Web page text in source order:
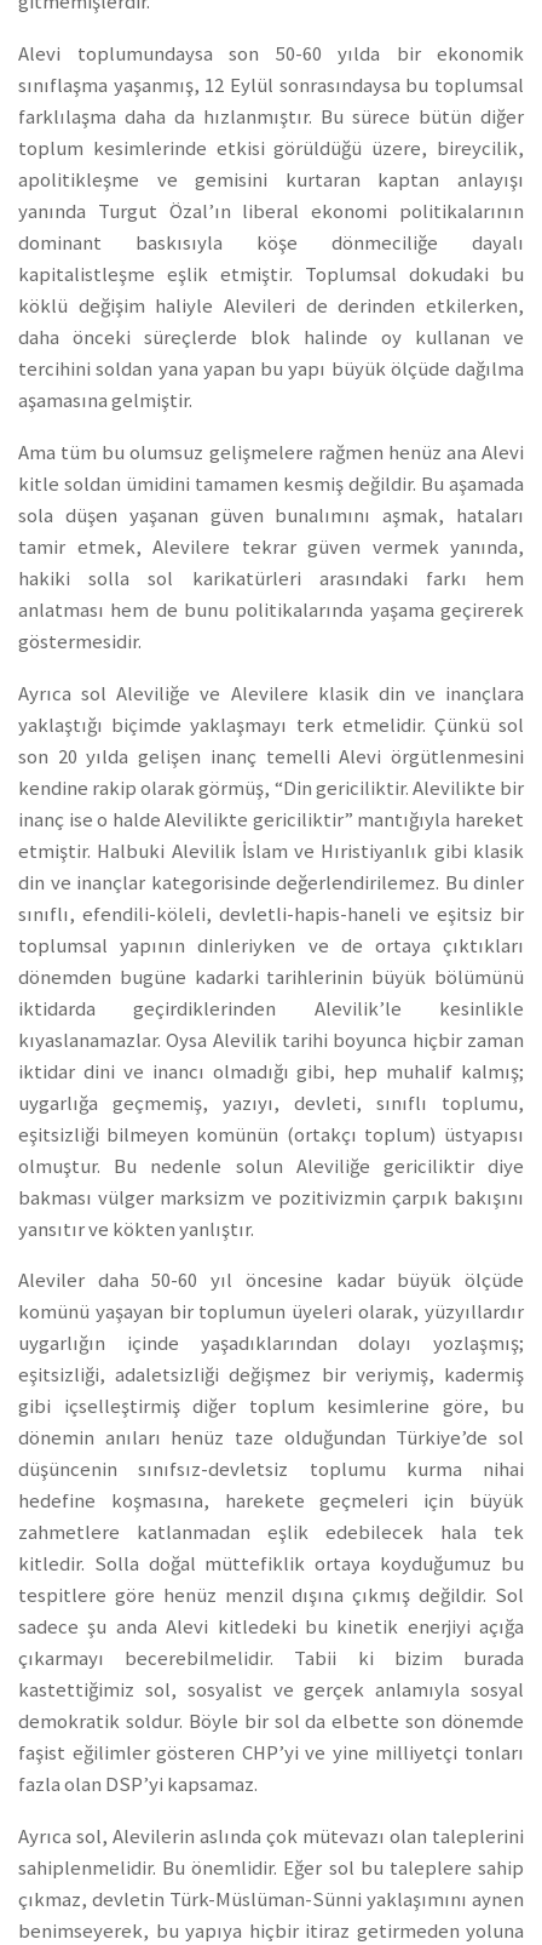
Alevi toplumundaysa son 50-60 yılda bir ekonomik
sınıflaşma yaşanmış, 12 Eylül sonrasındaysa bu toplumsal
farklılaşma daha da hızlanmıştır. Bu sürece bütün diğer
toplum kesimlerinde etkisi görüldüğü üzere, bireycilik,
apolitikleşme ve gemisini kurtaran kaptan anlayışı
yanında Turgut Özal’ın liberal ekonomi politikalarının
dominant baskısıyla köşe dönmeciliğe dayalı
kapitalistleşme eşlik etmiştir. Toplumsal dokudaki bu
köklü değişim haliyle Alevileri de derinden etkilerken,
daha önceki süreçlerde blok halinde oy kullanan ve
tercihini soldan yana yapan bu yapı büyük ölçüde dağılma
aşamasına gelmiştir.
Ama tüm bu olumsuz gelişmelere rağmen henüz ana Alevi
kitle soldan ümidini tamamen kesmiş değildir. Bu aşamada
sola düşen yaşanan güven bunalımını aşmak, hataları
tamir etmek, Alevilere tekrar güven vermek yanında,
hakiki solla sol karikatürleri arasındaki farkı hem
anlatması hem de bunu politikalarında yaşama geçirerek
göstermesidir.
Ayrıca sol Aleviliğe ve Alevilere klasik din ve inançlara
yaklaştığı biçimde yaklaşmayı terk etmelidir. Çünkü sol
son 20 yılda gelişen inanç temelli Alevi örgütlenmesini
kendine rakip olarak görmüş, “Din gericiliktir. Alevilikte bir
inanç ise o halde Alevilikte gericiliktir” mantığıyla hareket
etmiştir. Halbuki Alevilik İslam ve Hıristiyanlık gibi klasik
din ve inançlar kategorisinde değerlendirilemez. Bu dinler
sınıflı, efendili-köleli, devletli-hapis-haneli ve eşitsiz bir
toplumsal yapının dinleriyken ve de ortaya çıktıkları
dönemden bugüne kadarki tarihlerinin büyük bölümünü
iktidarda geçirdiklerinden Alevilik’le kesinlikle
kıyaslanamazlar. Oysa Alevilik tarihi boyunca hiçbir zaman
iktidar dini ve inancı olmadığı gibi, hep muhalif kalmış;
uygarlığa geçmemiş, yazıyı, devleti, sınıflı toplumu,
eşitsizliği bilmeyen komünün (ortakçı toplum) üstyapısı
olmuştur. Bu nedenle solun Aleviliğe gericiliktir diye
bakması vülger marksizm ve pozitivizmin çarpık bakışını
yansıtır ve kökten yanlıştır.
Aleviler daha 50-60 yıl öncesine kadar büyük ölçüde
komünü yaşayan bir toplumun üyeleri olarak, yüzyıllardır
uygarlığın içinde yaşadıklarından dolayı yozlaşmış;
eşitsizliği, adaletsizliği değişmez bir veriymiş, kadermiş
gibi içselleştirmiş diğer toplum kesimlerine göre, bu
dönemin anıları henüz taze olduğundan Türkiye’de sol
düşüncenin sınıfsız-devletsiz toplumu kurma nihai
hedefine koşmasına, harekete geçmeleri için büyük
zahmetlere katlanmadan eşlik edebilecek hala tek
kitledir. Solla doğal müttefiklik ortaya koyduğumuz bu
tespitlere göre henüz menzil dışına çıkmış değildir. Sol
sadece şu anda Alevi kitledeki bu kinetik enerjiyi açığa
çıkarmayı becerebilmelidir. Tabii ki bizim burada
kastettiğimiz sol, sosyalist ve gerçek anlamıyla sosyal
demokratik soldur. Böyle bir sol da elbette son dönemde
faşist eğilimler gösteren CHP’yi ve yine milliyetçi tonları
fazla olan DSP’yi kapsamaz.
Ayrıca sol, Alevilerin aslında çok mütevazı olan taleplerini
sahiplenmelidir. Bu önemlidir. Eğer sol bu taleplere sahip
çıkmaz, devletin Türk-Müslüman-Sünni yaklaşımını aynen
benimseyerek, bu yapıya hiçbir itiraz getirmeden yoluna